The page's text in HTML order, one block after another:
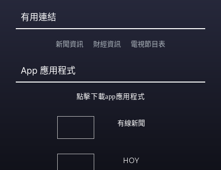
有用連結
新聞資訊 財經資訊 電視節目表
App 應用程式
點擊下載app應用程式
有線新聞
HOY